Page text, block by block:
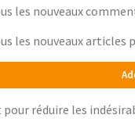
les nouveaux
les nouveaux articles
réduire les